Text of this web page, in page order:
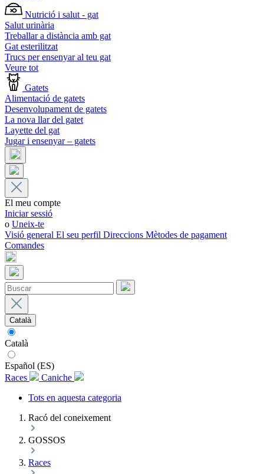
Nutrició i salut - gat
Salut urinària
Treballar a distància amb gat
Gat esterilitzat
Trucs per ensenyar al teu gat
Veure tot
Gatets
Alimentació de gatets
Desenvolupament de gatets
La nova llar del gatet
Layette del gat
Jugar i ensenyar – gatets
El meu compte
Iniciar sessió
o Uneix-te
Visió general El seu perfil Direccions Mètodes de pagament
Comandes
Català
Català
Español (ES)
Races
Caniche
Tots en aquesta categoria
Racó del coneixement
GOSSOS
Races